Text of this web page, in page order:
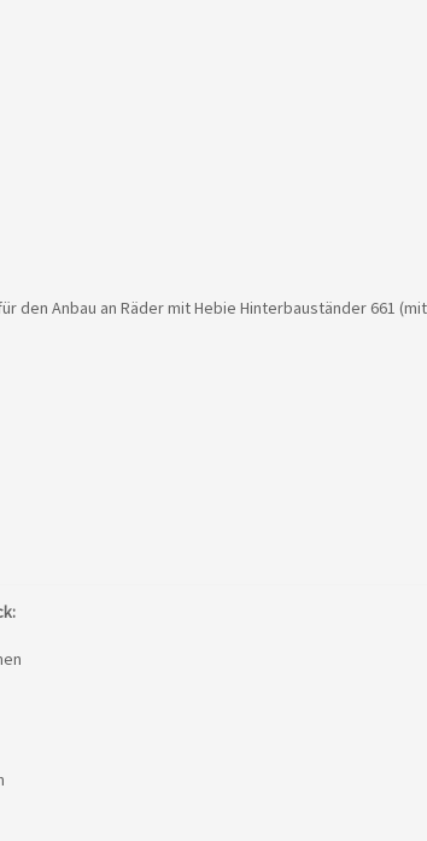
den Anbau an Räder mit Hebie Hinterbauständer 661